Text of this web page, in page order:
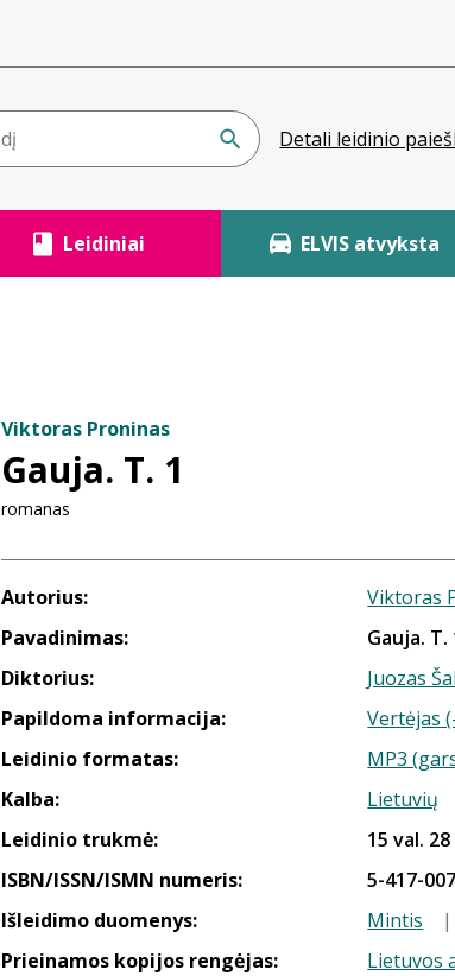
Detali leidinio
Leidiniai ELVIS atvyksta
Viktoras Proninas
Gauja. T. 1
romanas
Autorius:
Viktoras
Pavadinimas:
Gauja. T.
Diktorius:
Juozas
Papildoma informacija:
Vertėjas
Leidinio formatas:
MP3
Kalba:
Lietuvių
Leidinio trukmė:
15 val.
ISBN/ISSN/ISMN numeris:
5-417-
Išleidimo duomenys:
Mintis |
Prieinamos kopijos rengėjas:
Lietuvos